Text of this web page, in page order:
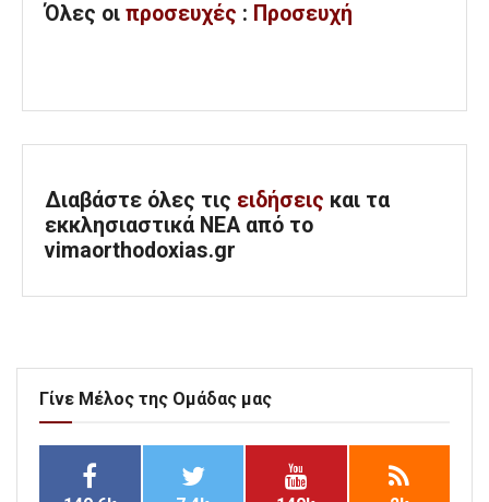
Όλες οι προσευχές : Προσευχή
Διαβάστε όλες τις ειδήσεις και τα
εκκλησιαστικά ΝΕΑ από το
vimaorthodoxias.gr
Γίνε Μέλος της Ομάδας μας